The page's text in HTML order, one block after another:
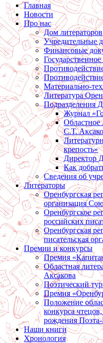
Главная
Новости
Про нас
Дом литераторов
Учредительные
Финансовые
Государственное
Материально-
Литература
Подразделения
Журнал
Областное
С.Т.
крепость»
Директор
Как
Сведения об
Литераторы
Оренбургская
организация
Оренбургское
российских
Оренбургская
писательская
Премии и конкурсы
Премия
Областная
Аксакова
Поэтический
Премия
Положение
конкурса
рождения
Наши книги
Хронология